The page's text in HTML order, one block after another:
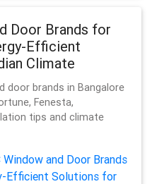
Door Brands for
Efficient
Climate
door brands in Bangalore
Fenesta,
tips and climate
and Door Brands
Efficient Solutions for